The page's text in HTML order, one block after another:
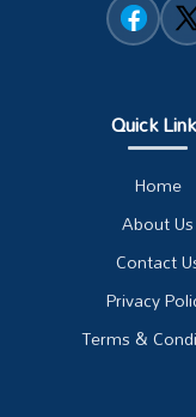
Quick
Home
About Us
Contact
Privacy
Terms &